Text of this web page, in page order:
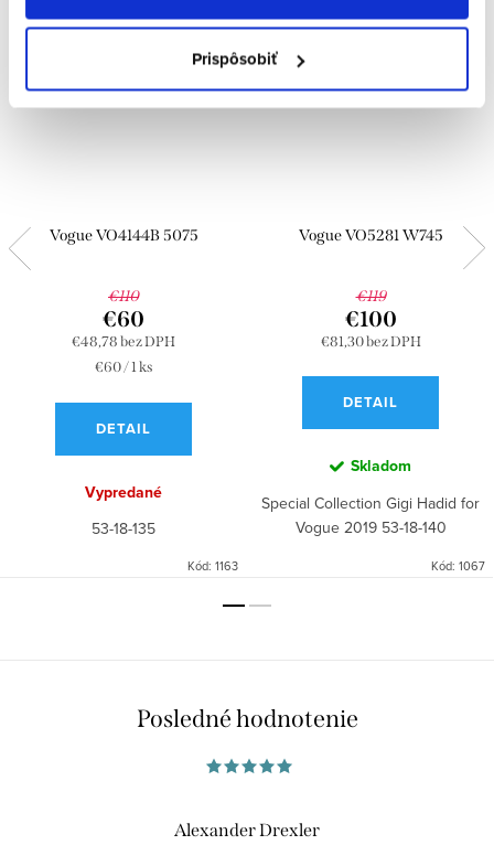
Prispôsobiť
Vogue VO4144B 5075
€110
€48,78 bez DPH
€60
Jednotková
€60 / 1 ks
DETAIL
Vypredané
53-18-135
Kód: 1163
Vogue VO5281 W745
€119
€81,30 bez DPH
€100
DETAIL
Skladom
Special Collection Gigi Hadid for
Vogue 2019 53-18-140
Kód: 1067
Posledné hodnotenie
Alexander Drexler